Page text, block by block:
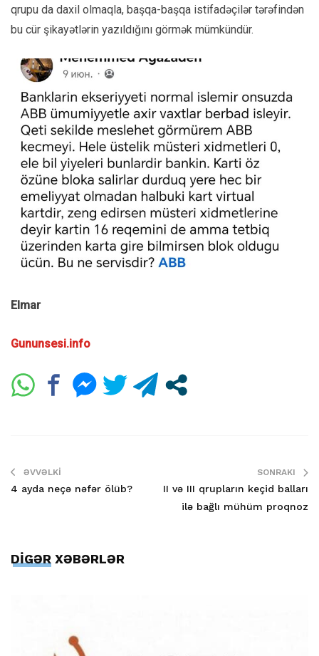
qrupu da daxil olmaqla, başqa-başqa istifadəçilər tərəfindən
bu cür şikayətlərin yazıldığını görmək mümkündür.
Elmar
Gununsesi.info
ƏVVƏLKI
4 ayda neçə nəfər ölüb?
SONRAKI
II və III qrupların keçid balları
ilə bağlı mühüm proqnoz
DİGƏR XƏBƏRLƏR